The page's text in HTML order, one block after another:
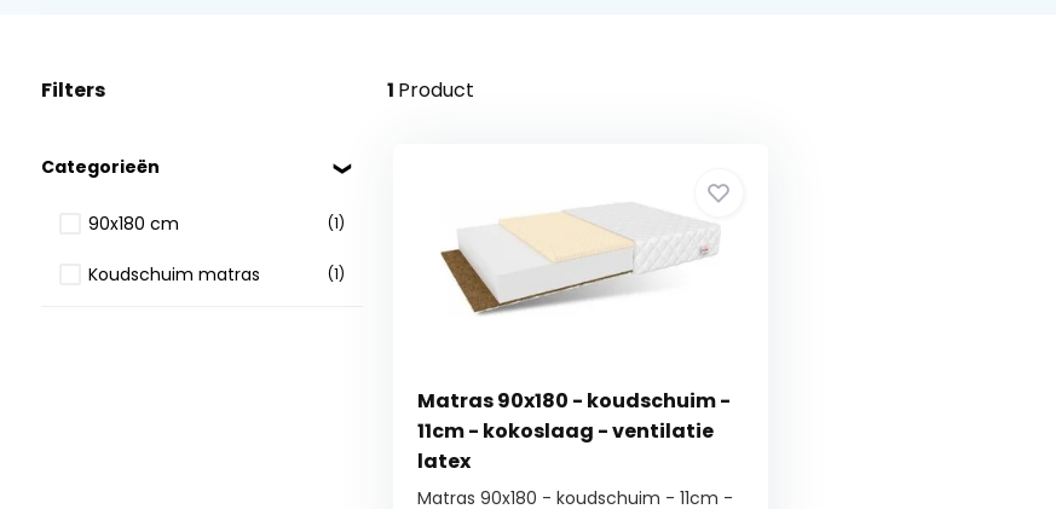
Filters
Categorieën
90x180 cm (1)
Koudschuim matras (1)
1 Product
Matras 90x180 - koudschuim -
11cm - kokoslaag - ventilatie
latex
Matras 90x180 - koudschuim - 11cm -